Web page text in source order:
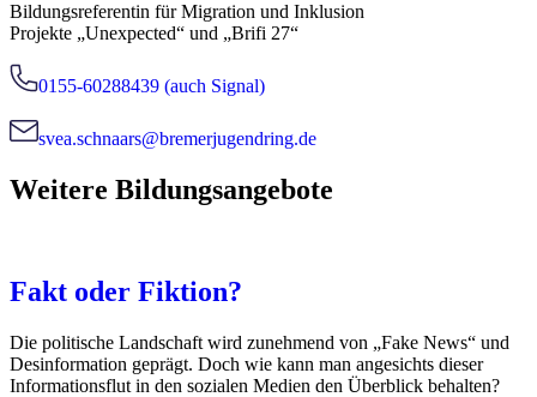
Bildungsreferentin für Migration und Inklusion
Projekte „Unexpected“ und „Brifi 27“
0155-60288439 (auch Signal)
svea.schnaars@bremerjugendring.de
Weitere Bildungsangebote
Fakt oder Fiktion?
Die politische Landschaft wird zunehmend von „Fake News“ und
Desinformation geprägt. Doch wie kann man angesichts dieser
Informationsflut in den sozialen Medien den Überblick behalten?